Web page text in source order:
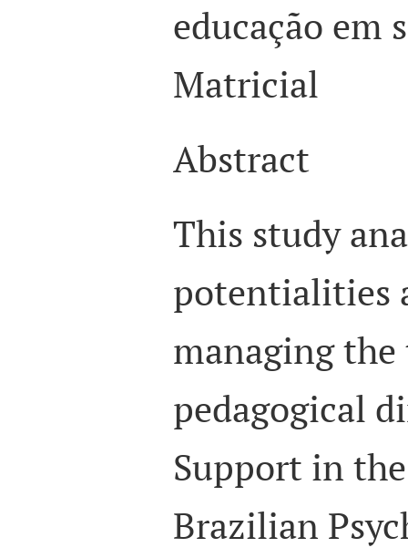
educação em
Matricial
Abstract
This study
potentialities
managing
pedagogical
Support in
Brazilian